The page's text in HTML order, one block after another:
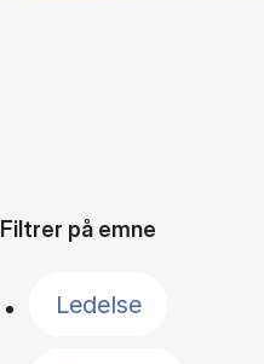
Filtrer på emne
Ledelse